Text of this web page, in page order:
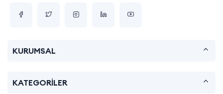
KURUMSAL
KATEGORİLER